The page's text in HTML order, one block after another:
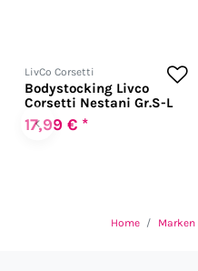
‹
LivCo Corsetti
Bodystocking Livco
Corsetti Nestani Gr.S-L
17,99 € *
Home Marken